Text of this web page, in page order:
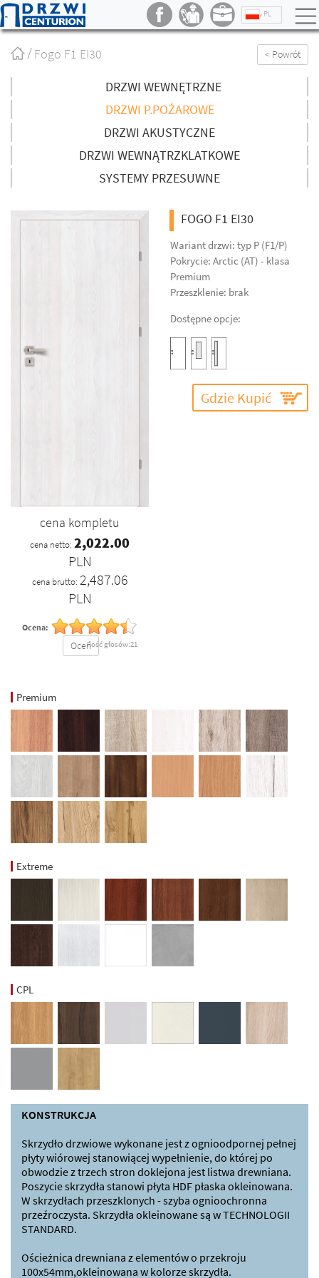
PL
StronaFogo F1 EI30 < Powrót
DRZWI WEWNĘTRZNE
DRZWI P.POŻAROWE
DRZWI AKUSTYCZNE
DRZWI WEWNĄTRZKLATKOWE
SYSTEMY PRZESUWNE
cena kompletu
cena netto: 2,022.00
PLN
cena brutto: 2,487.06
PLN
Ocena:
Ilość głosów:21
Oceń
FOGO F1 EI30
Wariant drzwi: typ P (F1/P)
Pokrycie: Arctic (AT) - klasa
Premium
Przeszklenie: brak
Dostępne opcje:
Gdzie Kupić
Premium
Extreme
CPL
KONSTRUKCJA
Skrzydło drzwiowe wykonane jest z ognioodpornej pełnej
płyty wiórowej stanowiącej wypełnienie, do której po
obwodzie z trzech stron doklejona jest listwa drewniana.
Poszycie skrzydła stanowi płyta HDF płaska okleinowana.
W skrzydłach przeszklonych - szyba ognioochronna
przeźroczysta. Skrzydła okleinowane są w TECHNOLOGII
STANDARD.
Ościeżnica drewniana z elementów o przekroju
100x54mm,okleinowana w kolorze skrzydła.